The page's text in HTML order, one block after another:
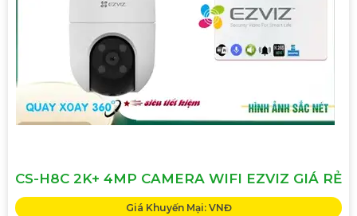
CS-H8C 2K+ 4MP CAMERA WIFI EZVIZ GIÁ RẺ
Giá Khuyến Mại: VNĐ